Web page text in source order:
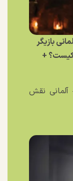
بازیگر
کیست؟ +
آلمانی نقش